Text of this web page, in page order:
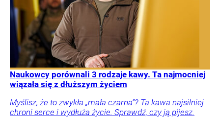
Naukowcy porównali 3 rodzaje kawy. Ta najmocniej
wiązała się z dłuższym życiem
Myślisz, że to zwykła „mała czarna”? Ta kawa najsilniej
chroni serce i wydłuża życie. Sprawdź, czy ją pijesz.